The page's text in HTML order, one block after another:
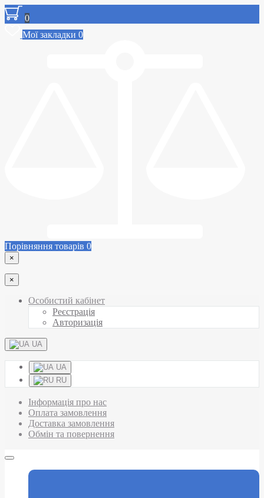
0
Мої закладки 0
Порівняння товарів 0
×
×
Особистий кабінет
Реєстрація
Авторизація
UA
UA
RU
Інформація про нас
Оплата замовлення
Доставка замовлення
Обмін та повернення